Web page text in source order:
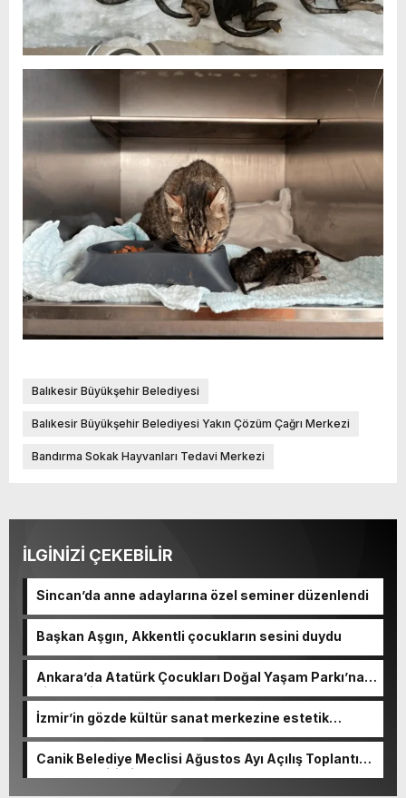
Balıkesir Büyükşehir Belediyesi
Balıkesir Büyükşehir Belediyesi Yakın Çözüm Çağrı Merkezi
Bandırma Sokak Hayvanları Tedavi Merkezi
İLGİNİZİ ÇEKEBİLİR
Sincan’da anne adaylarına özel seminer düzenlendi
Başkan Aşgın, Akkentli çocukların sesini duydu
Ankara’da Atatürk Çocukları Doğal Yaşam Parkı’na
ziyaretçi akını
İzmir’in gözde kültür sanat merkezine estetik
Canik Belediye Meclisi Ağustos Ayı Açılış Toplantısı
gerçekleştirildi